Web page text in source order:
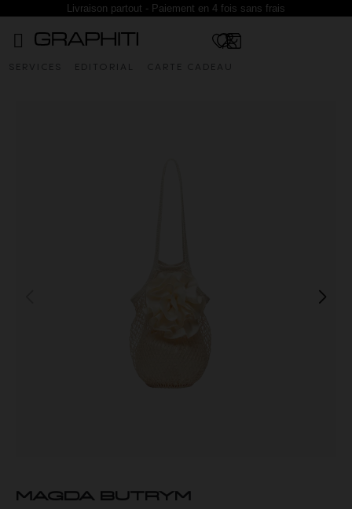
Livraison partout - Paiement en 4 fois sans frais
SERVICES EDITORIAL CARTE CADEAU
MAGDA BUTRYM